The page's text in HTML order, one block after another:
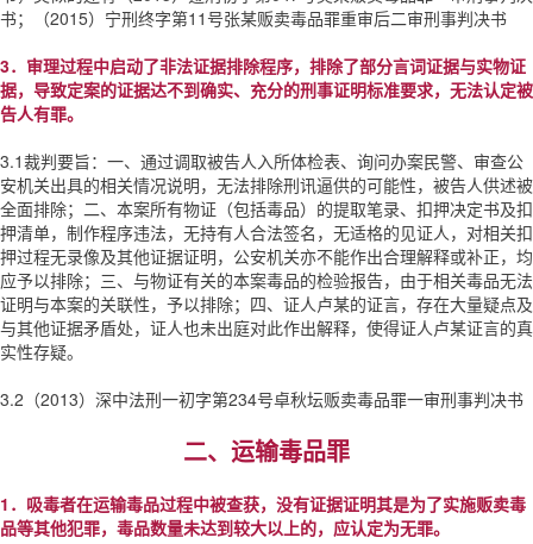
书；（2015）宁刑终字第11号张某贩卖毒品罪重审后二审刑事判决书
3．审理过程中启动了非法证据排除程序，排除了部分言词证据与实物证
据，导致定案的证据达不到确实、充分的刑事证明标准要求，无法认定被
告人有罪。
3.1裁判要旨：一、通过调取被告人入所体检表、询问办案民警、审查公
安机关出具的相关情况说明，无法排除刑讯逼供的可能性，被告人供述被
全面排除；二、本案所有物证（包括毒品）的提取笔录、扣押决定书及扣
押清单，制作程序违法，无持有人合法签名，无适格的见证人，对相关扣
押过程无录像及其他证据证明，公安机关亦不能作出合理解释或补正，均
应予以排除；三、与物证有关的本案毒品的检验报告，由于相关毒品无法
证明与本案的关联性，予以排除；四、证人卢某的证言，存在大量疑点及
与其他证据矛盾处，证人也未出庭对此作出解释，使得证人卢某证言的真
实性存疑。
3.2（2013）深中法刑一初字第234号卓秋坛贩卖毒品罪一审刑事判决书
二、运输毒品罪
1．吸毒者在运输毒品过程中被查获，没有证据证明其是为了实施贩卖毒
品等其他犯罪，毒品数量未达到较大以上的，应认定为无罪。